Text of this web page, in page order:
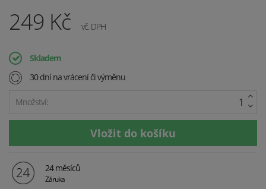
249 Kč vč. DPH
Skladem
30 dní na vrácení či výměnu
Množství:
24 měsíců
Záruka